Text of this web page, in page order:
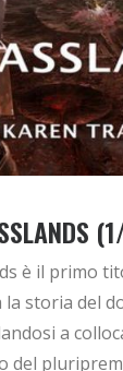
è il primo
la storia del
a
del